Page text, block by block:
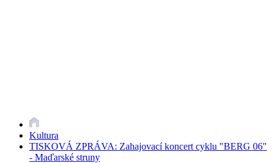
Kultura
TISKOVÁ ZPRÁVA: Zahajovací koncert cyklu "BERG 06"
- Maďarské struny